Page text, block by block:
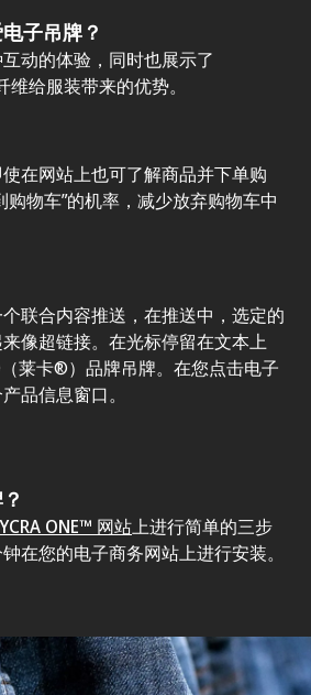
子吊牌？
动的体验，同时也展示了
给服装带来的优势。
在网站上也可了解商品并下单购
购物车”的机率，减少放弃购物车中
联合内容推送，在推送中，选定的
像超链接。在光标停留在文本上
莱卡®）品牌吊牌。在您点击电子
品信息窗口。
ONE™ 网站上进行简单的三步
在您的电子商务网站上进行安装。